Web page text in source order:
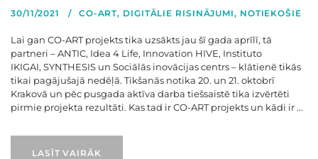
30/11/2021 CO-ART, DIGITĀLIE RISINĀJUMI, NOTIEKOŠIE
Lai gan CO-ART projekts tika uzsākts jau šī gada aprīlī, tā
partneri – ANTIC, Idea 4 Life, Innovation HIVE, Instituto
IKIGAI, SYNTHESIS un Sociālās inovācijas centrs – klātienē tikās
tikai pagājušajā nedēļā. Tikšanās notika 20. un 21. oktobrī
Krakovā un pēc pusgada aktīva darba tiešsaistē tika izvērtēti
pirmie projekta rezultāti. Kas tad ir CO-ART projekts un kādi ir ...
LASĪT VAIRĀK